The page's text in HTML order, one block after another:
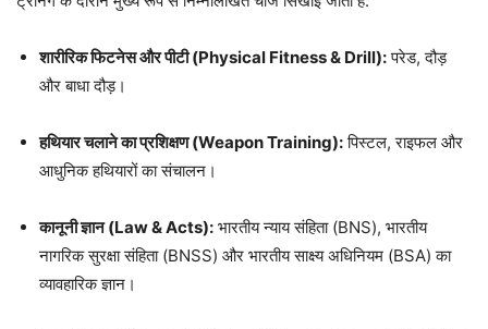
शारीरिक फिटनेस और पीटी (Physical Fitness & Drill):परेड, दौड़
और बाधा दौड़।
हथियार चलाने का प्रशिक्षण (Weapon Training):पिस्टल, राइफल और
आधुनिक हथियारों का संचालन।
कानूनी ज्ञान (Law & Acts): भारतीय न्याय संहिता (BNS), भारतीय
नागरिक सुरक्षा संहिता (BNSS) और भारतीय साक्ष्य अधिनियम (BSA) का
व्यावहारिक ज्ञान।